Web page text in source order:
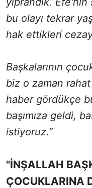
bu olayı tekrar
hak ettikleri
Başkalarının
biz o zaman
haber gördükçe
başımıza geldi,
istiyoruz.”
"İNŞALLAH
ÇOCUKLARINA